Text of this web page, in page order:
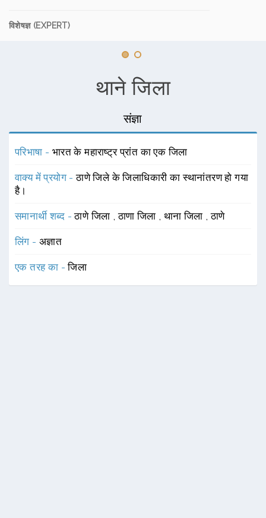
विशेषज्ञ (EXPERT)
थाने जिला
संज्ञा
परिभाषा - भारत के महाराष्ट्र प्रांत का एक जिला
वाक्य में प्रयोग -ठाणे जिले के जिलाधिकारी का स्थानांतरण हो गया
है।
समानार्थी शब्द -ठाणे जिला ,ठाणा जिला , थाना जिला ,ठाणे
लिंग - अज्ञात
एक तरह का -जिला